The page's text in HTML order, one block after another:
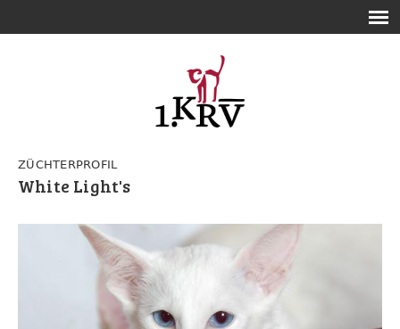
ZÜCHTERPROFIL
White Light's